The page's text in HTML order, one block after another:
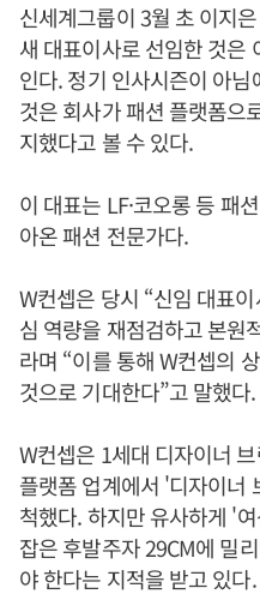
신세계그룹이 3월 초 이지
새 대표이사로 선임한 것은
인다. 정기 인사시즌이 아
것은 회사가 패션 플랫폼으
지했다고 볼 수 있다.
이 대표는 LF·코오롱 등 패
아온 패션 전문가다.
W컨셉은 당시 “신임 대표
심 역량을 재점검하고 본원
라며 “이를 통해 W컨셉의
것으로 기대한다”고 말했다.
W컨셉은 1세대 디자이너
플랫폼 업계에서 '디자이너
척했다. 하지만 유사하게 '
잡은 후발주자 29CM에 밀
야 한다는 지적을 받고 있다.